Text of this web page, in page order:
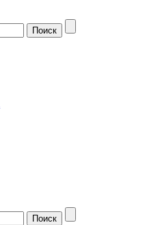
Поиск
Поиск